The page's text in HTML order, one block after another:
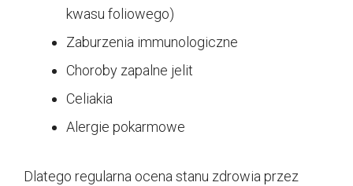
kwasu foliowego)
Zaburzenia immunologiczne
Choroby zapalne jelit
Celiakia
Alergie pokarmowe
Dlatego regularna ocena stanu zdrowia przez